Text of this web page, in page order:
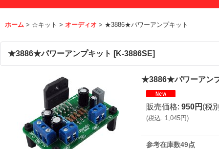
ホーム > ☆キット > オーディオ > ★3886★パワーアンプキット
★3886★パワーアンプキット [K-3886SE]
★3886★パワーアン
販売価格: 950円 (税
(税込: 1,045円)
参考在庫数49点